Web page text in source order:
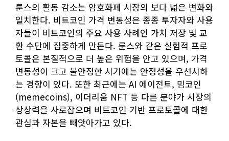
룬스의 활동 감소는 암호화폐 시장의 보다 넓은 변화와
일치한다. 비트코인 가격 변동성은 종종 투자자와 사용
자들이 비트코인의 주요 사용 사례인 가치 저장 및 교
환 수단에 집중하게 만든다. 룬스와 같은 실험적 프로
토콜은 본질적으로 더 높은 위험을 안고 있으며, 가격
변동성이 크고 불안정한 시기에는 안정성을 우선시하
는 경향이 있다. 또한 최근에는 AI 에이전트, 밈코인
(memecoins), 이더리움 NFT 등 다른 분야가 시장의
상상력을 사로잡으며 비트코인 기반 프로토콜에 대한
관심과 자본을 빼앗아가고 있다.